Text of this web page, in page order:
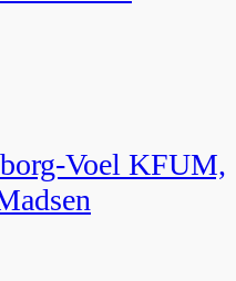
Voel KFUM,